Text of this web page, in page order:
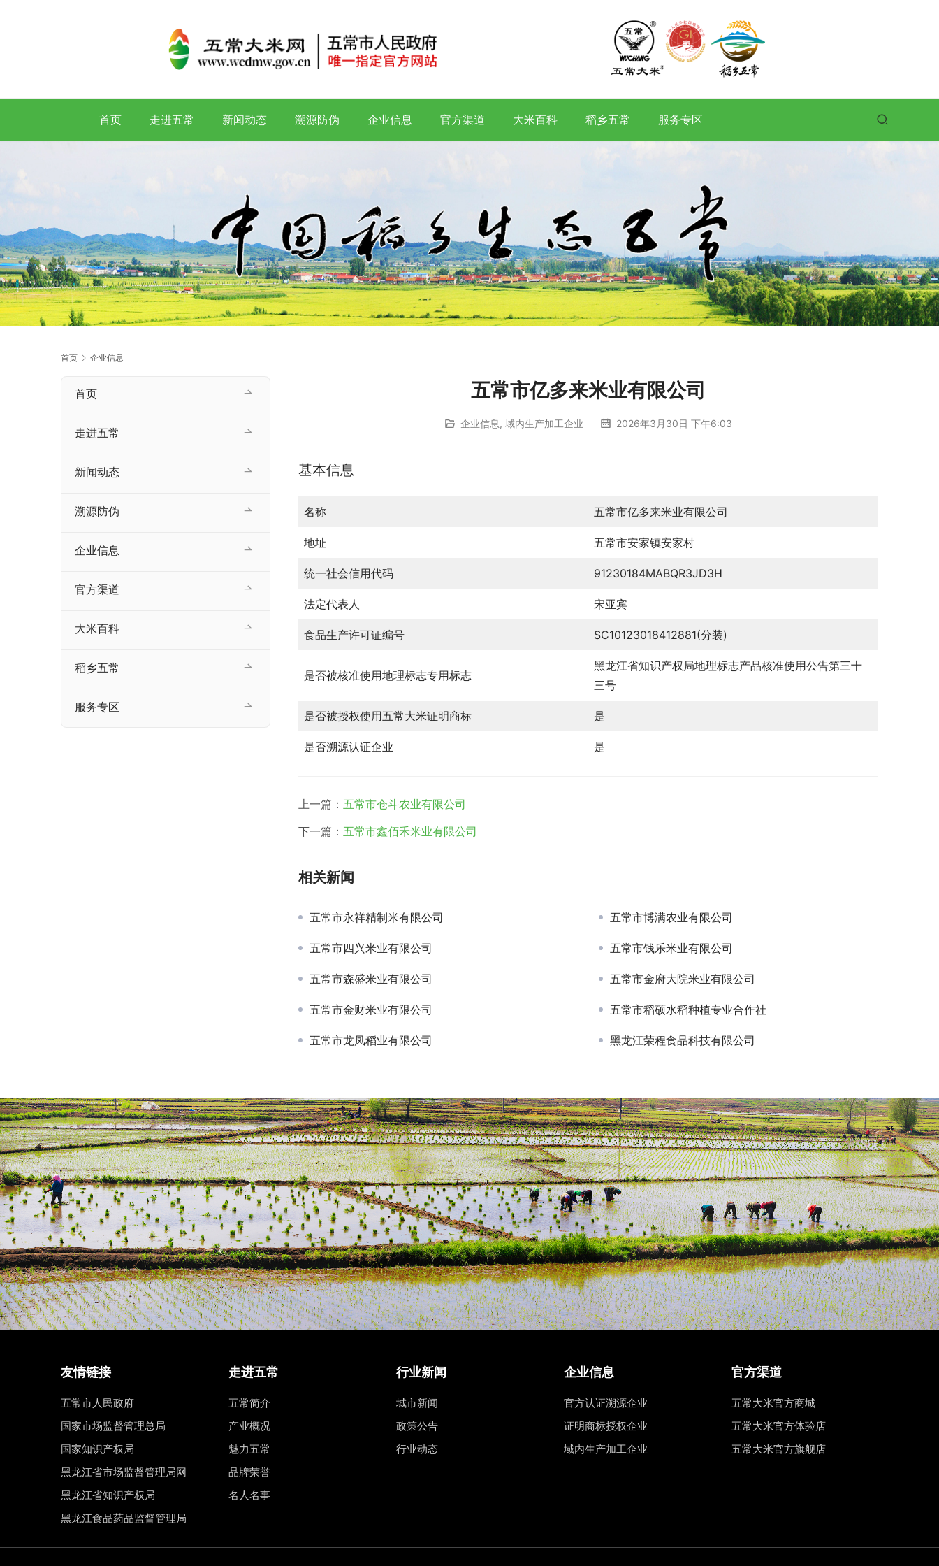
首页 走进五常 新闻动态 溯源防伪 企业信息 官方渠道 大米百科 稻乡五常 服务专区
首页 企业信息
五常市亿多来米业有限公司
企业信息, 域内生产加工企业 2026年3月30日 下午6:03
基本信息
名称 五常市亿多来米业有限公司
地址 五常市安家镇安家村
统一社会信用代码 91230184MABQR3JD3H
法定代表人 宋亚宾
食品生产许可证编号 SC10123018412881(分装)
是否被核准使用地理标志专用标志
黑龙江省知识产权局地理标志产品核准使用公告第三十
三号
是否被授权使用五常大米证明商标 是
是否溯源认证企业 是
上一篇： 五常市仓斗农业有限公司
下一篇： 五常市鑫佰禾米业有限公司
相关新闻
五常市永祥精制米有限公司 五常市博满农业有限公司
五常市四兴米业有限公司 五常市钱乐米业有限公司
五常市森盛米业有限公司 五常市金府大院米业有限公司
五常市金财米业有限公司 五常市稻硕水稻种植专业合作社
五常市龙凤稻业有限公司 黑龙江荣程食品科技有限公司
首页
走进五常
新闻动态
溯源防伪
企业信息
官方渠道
大米百科
稻乡五常
服务专区
友情链接
五常市人民政府
国家市场监督管理总局
国家知识产权局
黑龙江省市场监督管理局网
黑龙江省知识产权局
黑龙江食品药品监督管理局
走进五常
五常简介
产业概况
魅力五常
品牌荣誉
名人名事
行业新闻
城市新闻
政策公告
行业动态
企业信息
官方认证溯源企业
证明商标授权企业
域内生产加工企业
官方渠道
五常大米官方商城
五常大米官方体验店
五常大米官方旗舰店